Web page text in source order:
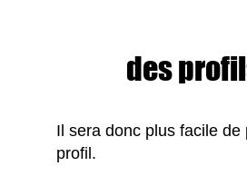
des
Il sera donc plus facile
profil.